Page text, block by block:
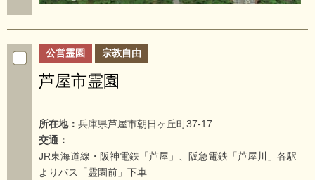
公営霊園 宗教自由
芦屋市霊園
所在地： 兵庫県芦屋市朝日ヶ丘町37-17
交通：
JR東海道線・阪神電鉄「芦屋」、阪急電鉄「芦屋川」各駅
よりバス「霊園前」下車